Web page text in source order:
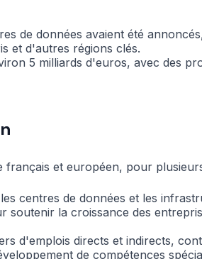
de données avaient été
et d'autres régions clés.
5 milliards d'euros, avec des
et européen, pour
les centres de données et les
la croissance des
d'emplois directs et indirects,
de compétences